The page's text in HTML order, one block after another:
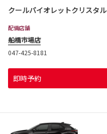
クールバイオレットクリスタ
配備店舗
船橋市場店
047-425-8181
即時予約